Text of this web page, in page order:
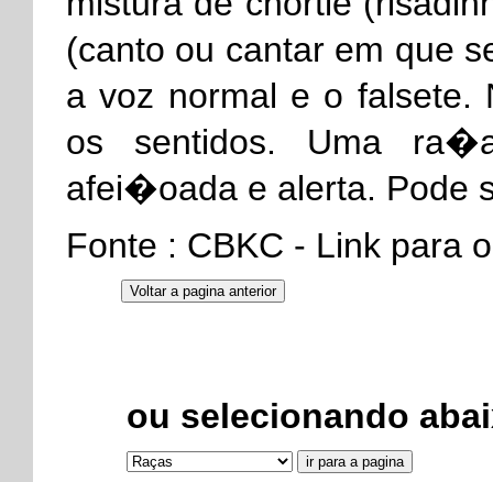
(canto ou cantar em que
a voz normal e o
os sentidos. Uma
afei�oada e alerta. Pode
Fonte : CBKC - Link
ou selecionando